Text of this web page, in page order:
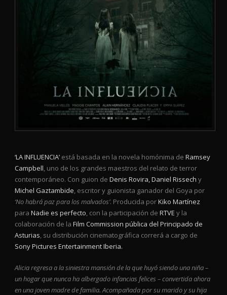
‘LA INFLUENCIA’ está basada en la novela homónima de Ramsey
Campbell, uno de los grandes maestros del relato de terror
contemporáneo. Con guion de Denis Rovira, Daniel Rissech y
Michel Gaztambide, escritor y guionista ganador del Goya por
‘No habrá paz para los malvados’. Producida porKiko Martínez
para Nadie es perfecto, con la participación de RTVE y la
colaboración de la Film Commission pública del Principado de
Asturias, su distribución cinematográfica correrá a cargo de
Sony Pictures Entertainment Iberia.
Alicia regresa a la siniestra mansión de la que huyó siendo una niña –
un hogar que nunca ha albergado infancias felices – convertida ahora
en una joven madre de familia. Acompañada por su marido y su hija